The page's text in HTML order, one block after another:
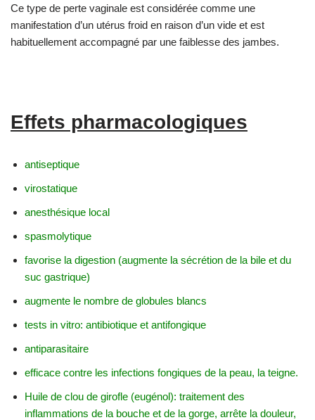
Ce type de perte vaginale est considérée comme une
manifestation d’un utérus froid en raison d’un vide et est
habituellement accompagné par une faiblesse des jambes.
Effets pharmacologiques
antiseptique
virostatique
anesthésique local
spasmolytique
favorise la digestion (augmente la sécrétion de la bile et du
suc gastrique)
augmente le nombre de globules blancs
tests in vitro: antibiotique et antifongique
antiparasitaire
efficace contre les infections fongiques de la peau, la teigne.
Huile de clou de girofle (eugénol): traitement des
inflammations de la bouche et de la gorge, arrête la douleur,